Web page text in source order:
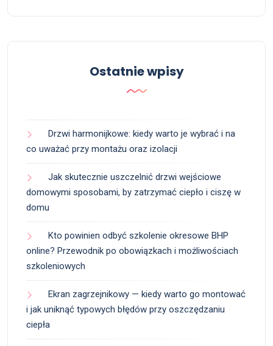
Ostatnie wpisy
Drzwi harmonijkowe: kiedy warto je wybrać i na
co uważać przy montażu oraz izolacji
Jak skutecznie uszczelnić drzwi wejściowe
domowymi sposobami, by zatrzymać ciepło i ciszę w
domu
Kto powinien odbyć szkolenie okresowe BHP
online? Przewodnik po obowiązkach i możliwościach
szkoleniowych
Ekran zagrzejnikowy — kiedy warto go montować
i jak uniknąć typowych błędów przy oszczędzaniu
ciepła